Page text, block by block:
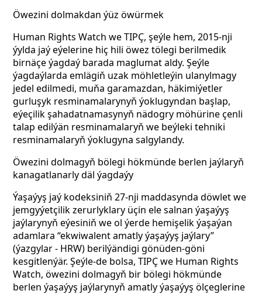
Öwezini dolmakdan ýüz öwürmek
Human Rights Watch we TIPÇ, şeýle hem, 2015-nji
ýylda jaý eýelerine hiç hili öwez tölegi berilmedik
birnäçe ýagdaý barada maglumat aldy. Şeýle
ýagdaýlarda emlägiň uzak möhletleýin ulanylmagy
jedel edilmedi, muňa garamazdan, häkimiýetler
gurluşyk resminamalarynyň ýoklugyndan başlap,
eýeçilik şahadatnamasynyň nädogry möhürine çenli
talap edilýän resminamalaryň we beýleki tehniki
resminamalaryň ýoklugyna salgylandy.
Öwezini dolmagyň bölegi hökmünde berlen jaýlaryň
kanagatlanarly däl ýagdaýy
Ýaşaýyş jaý kodeksiniň 27-nji maddasynda döwlet we
jemgyýetçilik zerurlyklary üçin ele salnan ýaşaýyş
jaýlarynyň eýesiniň we ol ýerde hemişelik ýaşaýan
adamlara “ekwiwalent amatly ýaşaýyş jaýlary”
(ýazgylar - HRW) berilýändigi gönüden-göni
kesgitlenýär. Şeýle-de bolsa, TIPÇ we Human Rights
Watch, öwezini dolmagyň bir bölegi hökmünde
berlen ýaşaýyş jaýlarynyň amatly ýaşaýyş ölçeglerine